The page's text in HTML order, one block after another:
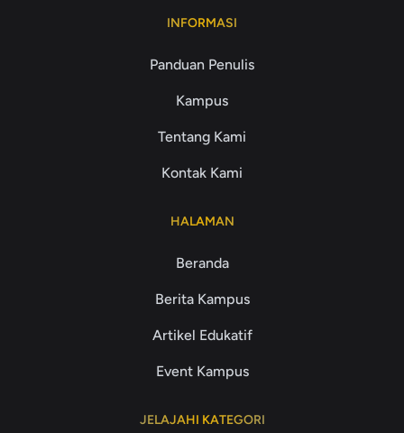
INFORMASI
Panduan Penulis
Kampus
Tentang Kami
Kontak Kami
HALAMAN
Beranda
Berita Kampus
Artikel Edukatif
Event Kampus
JELAJAHI KATEGORI